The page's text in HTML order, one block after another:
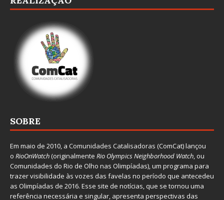
SOBRE
Em maio de 2010, a Comunidades Catalisadoras (ComCat) lançou
o RioOnWatch(originalmente Rio Olympics Neighborhood Watch, ou
Comunidades do Rio de Olho nas Olimpíadas), um programa para
trazer visibilidade às vozes das favelas no período que antecedeu
as Olimpíadas de 2016. Esse site de notícias, que se tornou uma
referência necessária e singular, apresenta perspectivas das